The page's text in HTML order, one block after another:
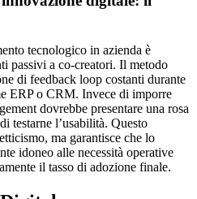
tecnologico in azienda è
passivi a co-creatori. Il metodo
di feedback loop costanti durante
ERP o CRM. Invece di imporre
dovrebbe presentare una rosa
testarne l’usabilità. Questo
ma garantisce che lo
idoneo alle necessità operative
il tasso di adozione finale.